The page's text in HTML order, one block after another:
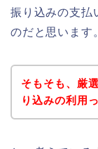
振り込みの支払
のだと思います
そもそも、厳
り込みの利用